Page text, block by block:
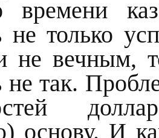
времени
не только
не вечным,
не так.
основу. И